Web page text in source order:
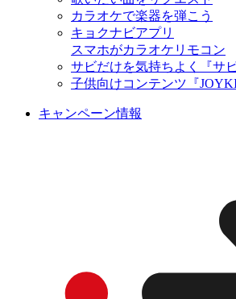
カラオケで楽器を弾こう
キョクナビアプリ
スマホがカラオケリモコン
サビだけを気持ちよく『サビ
子供向けコンテンツ『
キャンペーン情報